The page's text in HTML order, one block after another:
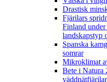
Drastisk
Fjärilars
Finland
landskapstyp
Spanska
somrar
Mikroklimat
Bete i Natura